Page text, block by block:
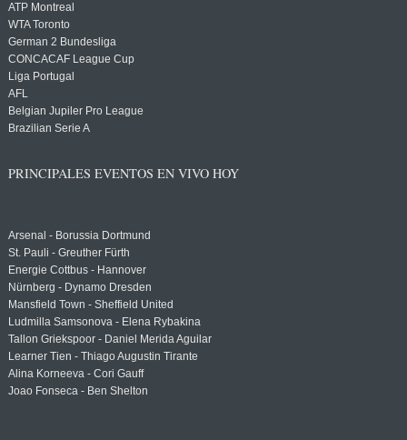
ATP Montreal
WTA Toronto
German 2 Bundesliga
CONCACAF League Cup
Liga Portugal
AFL
Belgian Jupiler Pro League
Brazilian Serie A
PRINCIPALES EVENTOS EN VIVO HOY
Arsenal - Borussia Dortmund
St. Pauli - Greuther Fürth
Energie Cottbus - Hannover
Nürnberg - Dynamo Dresden
Mansfield Town - Sheffield United
Ludmilla Samsonova - Elena Rybakina
Tallon Griekspoor - Daniel Merida Aguilar
Learner Tien - Thiago Augustin Tirante
Alina Korneeva - Cori Gauff
Joao Fonseca - Ben Shelton